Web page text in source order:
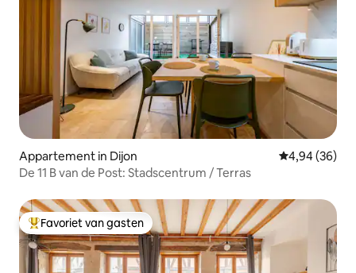
Appartement in Dijon Gemiddelde
4,94 (36)
De 11 B van de Post: Stadscentrum / Terras
Topfavoriet van gasten
Favoriet van gasten